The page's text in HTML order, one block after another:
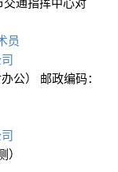
员
公） 邮政编码：
）